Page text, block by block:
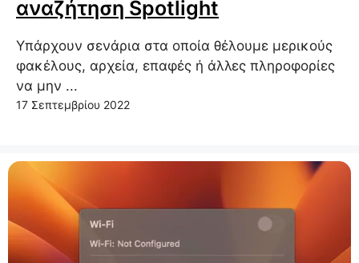
αναζήτηση Spotlight
Υπάρχουν σενάρια στα οποία θέλουμε μερικούς
φακέλους, αρχεία, επαφές ή άλλες πληροφορίες
να μην ...
17 Σεπτεμβρίου 2022